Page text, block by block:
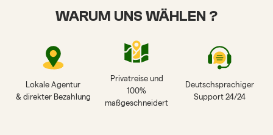
WARUM UNS WÄHLEN ?
Lokale Agentur
& direkter Bezahlung
Privatreise und
100%
maßgeschneidert
Deutschsprachiger
Support 24/24